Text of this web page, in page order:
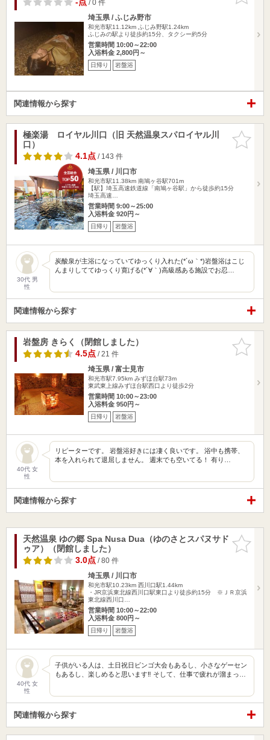
-点 / 0 件
埼玉県 / ふじみ野市
和光市駅11.12km ふじみ野駅1.24km
ふじみの駅より徒歩約15分、タクシー約5分
営業時間 10:00～22:00
入浴料金 2,800円～
日帰り 岩盤浴
関連情報から探す
お気に入
りに追加
極楽湯 ロイヤル川口（旧 天然温泉スパロイヤル川
口）
4.1点/ 143 件
埼玉県 / 川口市
和光市駅11.38km 南鳩ヶ谷駅701m
【駅】埼玉高速鉄道線「南鳩ヶ谷駅」から徒歩約15分
埼玉高速…
営業時間 9:00～25:00
入浴料金 920円～
日帰り 岩盤浴
30代 男
性
炭酸泉が主浴になっていてゆっくり入れた(*´ω｀*)岩盤浴はこじ
んまりしててゆっくり寛げる(*´∀｀)高級感ある施設でお忍…
関連情報から探す
お気に入
りに追加
岩盤房 きらく（閉館しました）
4.5点/ 21 件
埼玉県 / 富士見市
和光市駅7.95km みずほ台駅73m
東武東上線みずほ台駅西口より徒歩2分
営業時間 10:00～23:00
入浴料金 950円～
日帰り 岩盤浴
40代 女
性
リピーターです。 岩盤浴好きには凄く良いです。 浴中も携帯、
本を入れられて退屈しません。 週末でも空いてる！ 有り…
関連情報から探す
お気に入
りに追加
天然温泉 ゆの郷 Spa Nusa Dua（ゆのさとスパヌサド
ゥア）（閉館しました）
3.0点/ 80 件
埼玉県 / 川口市
和光市駅10.23km 西川口駅1.44km
・JR京浜東北線西川口駅東口より徒歩約15分 ※ＪＲ京浜
東北線西川口…
営業時間 10:00～22:00
入浴料金 800円～
日帰り 岩盤浴
40代 女
性
子供がいる人は、土日祝日ビンゴ大会もあるし、小さなゲーセン
もあるし、楽しめると思います‼︎ そして、仕事で疲れが溜まっ…
関連情報から探す